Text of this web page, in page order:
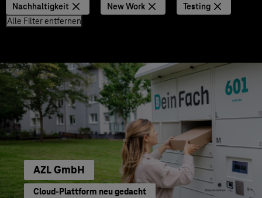
Nachhaltigkeit New Work
Testing
Alle Filter entfernen
AZL GmbH
Cloud-Plattform neu gedacht